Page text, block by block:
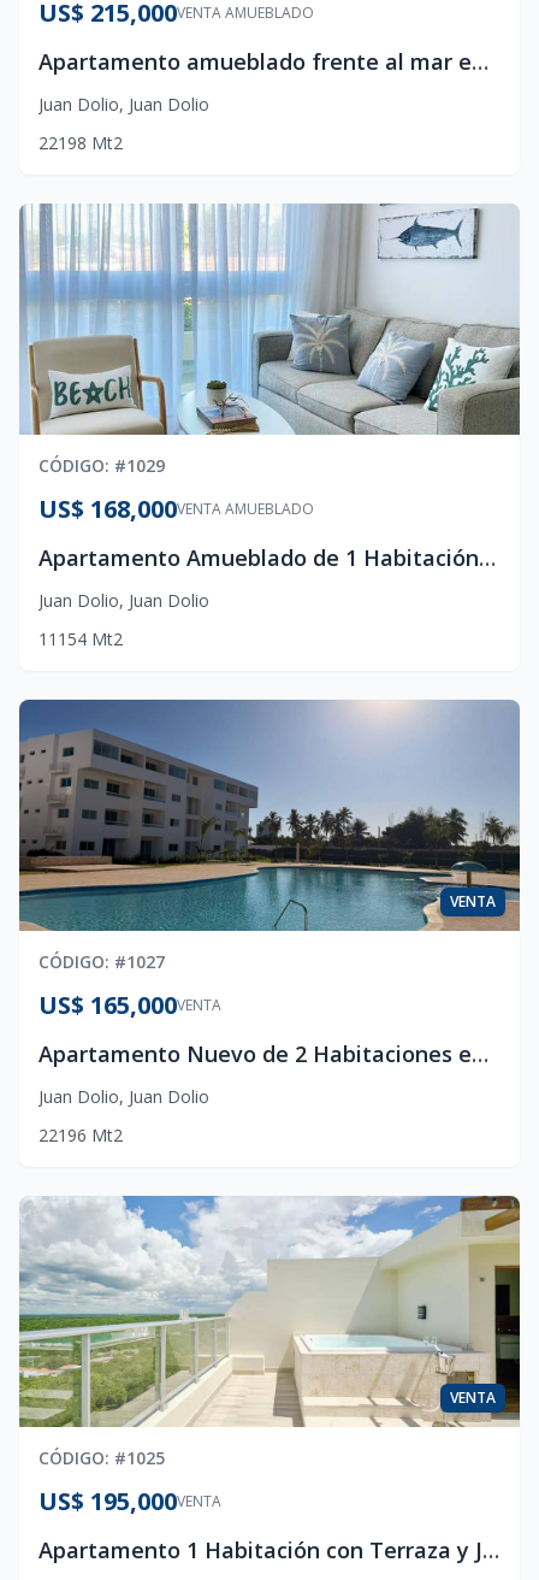
VENTA AMUEBLADO
US$ 215,000
Apartamento amueblado frente al mar en Juan Dolio
Juan Dolio, Juan Dolio
22198 Mt2
CÓDIGO: #1029
VENTA AMUEBLADO
US$ 168,000
Apartamento Amueblado de 1 Habitación en Juan Dolio | Cerca de Playa Hemingway
Juan Dolio, Juan Dolio
1 1 1 54 Mt2
VENTA
CÓDIGO: #1027
VENTA
US$ 165,000
Apartamento Nuevo de 2 Habitaciones en Juan Dolio | CONFOTUR y Cerca de la Playa
Juan Dolio, Juan Dolio
22196 Mt2
VENTA
CÓDIGO: #1025
VENTA
US$ 195,000
Apartamento 1 Habitación con Terraza y Jacuzzi en Juan Dolio | Vista al Mar